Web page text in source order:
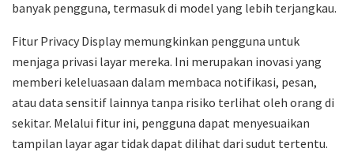
banyak pengguna, termasuk di model yang lebih terjangkau.
Fitur Privacy Display memungkinkan pengguna untuk
menjaga privasi layar mereka. Ini merupakan inovasi yang
memberi keleluasaan dalam membaca notifikasi, pesan,
atau data sensitif lainnya tanpa risiko terlihat oleh orang di
sekitar. Melalui fitur ini, pengguna dapat menyesuaikan
tampilan layar agar tidak dapat dilihat dari sudut tertentu.